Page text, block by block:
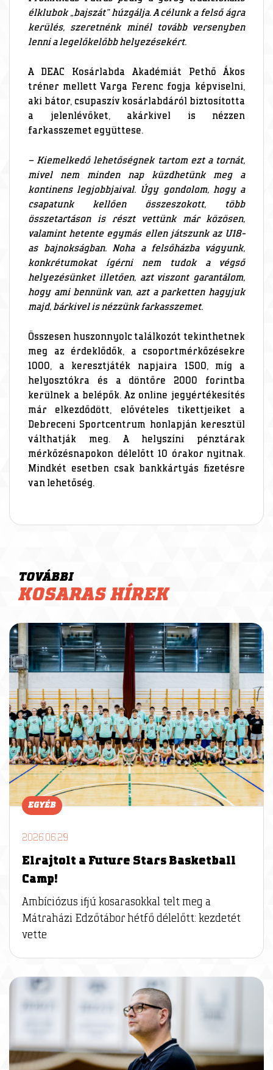
élklubok „bajszát” húzgálja. A célunk a felső ágra
kerülés, szeretnénk minél tovább versenyben
lenni a legelőkelőbb helyezésekért.
A DEAC Kosárlabda Akadémiát Pethő Ákos
tréner mellett Varga Ferenc fogja képviselni,
aki bátor, csupaszív kosárlabdáról biztosította
a jelenlévőket, akárkivel is nézzen
farkasszemet együttese.
– Kiemelkedő lehetőségnek tartom ezt a tornát,
mivel nem minden nap küzdhetünk meg a
kontinens legjobbjaival. Úgy gondolom, hogy a
csapatunk kellően összeszokott, több
összetartáson is részt vettünk már közösen,
valamint hetente egymás ellen játszunk az U18-
as bajnokságban. Noha a felsőházba vágyunk,
konkrétumokat ígérni nem tudok a végső
helyezésünket illetően, azt viszont garantálom,
hogy ami bennünk van, azt a parketten hagyjuk
majd, bárkivel is nézzünk farkasszemet.
Összesen huszonnyolc találkozót tekinthetnek
meg az érdeklődők, a csoportmérkőzésekre
1000, a keresztjáték napjaira 1500, míg a
helyosztókra és a döntőre 2000 forintba
kerülnek a belépők. Az online jegyértékesítés
már elkezdődött, elővételes tikettjeiket a
Debreceni Sportcentrum honlapján keresztül
válthatják meg. A helyszíni pénztárak
mérkőzésnapokon délelőtt 10 órakor nyitnak.
Mindkét esetben csak bankkártyás fizetésre
van lehetőség.
TOVÁBBI
KOSARAS HÍREK
EGYÉB
2026.06.29
Elrajtolt a Future Stars Basketball
Camp!
Ambíciózus ifjú kosarasokkal telt meg a
Mátraházi Edzőtábor hétfő délelőtt: kezdetét
vette